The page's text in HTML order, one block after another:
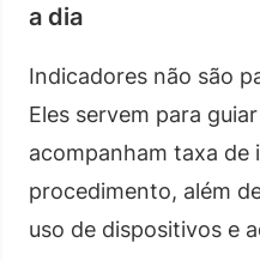
a dia
Indicadores não são
Eles servem para
acompanham taxa
procedimento, além
uso de dispositivos e